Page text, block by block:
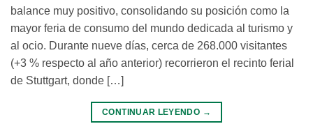
balance muy positivo, consolidando su posición como la
mayor feria de consumo del mundo dedicada al turismo y
al ocio. Durante nueve días, cerca de 268.000 visitantes
(+3 % respecto al año anterior) recorrieron el recinto ferial
de Stuttgart, donde […]
CONTINUAR LEYENDO →